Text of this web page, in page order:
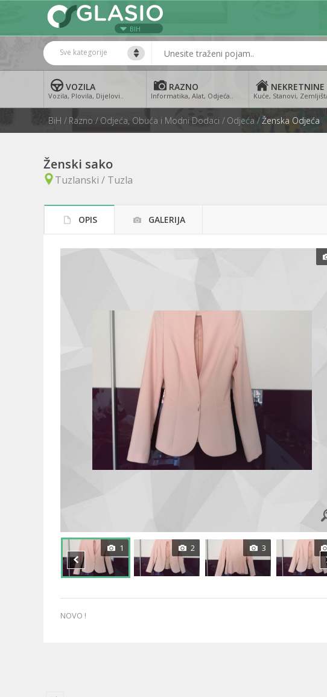
BIH
Sve kategorije
VOZILA
Vozila, Plovila, Dijelovi..
RAZNO
Informatika, Alat, Odjeća..
NEKRETNINE
Kuće, Stanovi,
BiH Razno Odjeća, Obuća i Modni Dodaci Odjeća Ženska Odjeća
Ženski sako
Tuzlanski / Tuzla
OPIS GALERIJA
1 2 3
NOVO !